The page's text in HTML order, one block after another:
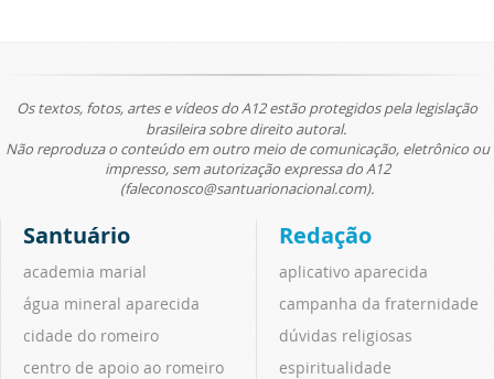
Os textos, fotos, artes e vídeos do A12 estão protegidos pela legislação
brasileira sobre direito autoral.
Não reproduza o conteúdo em outro meio de comunicação, eletrônico ou
impresso, sem autorização expressa do A12
(faleconosco@santuarionacional.com).
Santuário
academia marial
água mineral aparecida
cidade do romeiro
centro de apoio ao romeiro
Redação
aplicativo aparecida
campanha da fraternidade
dúvidas religiosas
espiritualidade